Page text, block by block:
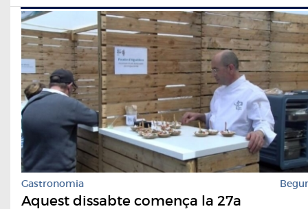
Gastronomia Begur
Aquest dissabte comença la 27a